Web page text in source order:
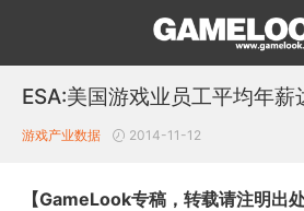
ESA:美国游戏业员工平均年薪
游戏产业数据 2014-11-12
【GameLook专稿，转载请注明出处